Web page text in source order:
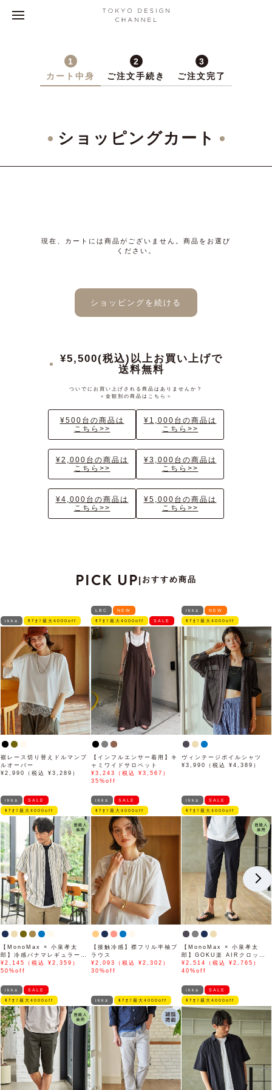
1
カート中身
2
ご注文手続き
3
ご注文完了
ショッピングカート
現在、カートには商品がございません。商品をお選び
ください。
ショッピングを続ける
¥5,500(税込)以上お買い上げで
送料無料
ついでにお買い上げされる商品はありませんか？
＜金額別の商品はこちら＞
¥500台の商品は
こちら>>
¥1,000台の商品は
こちら>>
¥2,000台の商品は
こちら>>
¥3,000台の商品は
こちら>>
¥4,000台の商品は
こちら>>
¥5,000台の商品は
こちら>>
PICK UP| おすすめ商品
ikka ﾓｱｵﾌ最大4000off
裾レース切り替えドルマンプ
ルオーバー
¥2,990（税込 ¥3,289）
LBC NEW
ﾓｱｵﾌ最大4000off SALE
【インフルエンサー着用】キ
ャミワイドサロペット
¥3,243（税込 ¥3,567）
35%off
ikka NEW
ﾓｱｵﾌ最大4000off
ヴィンテージボイルシャツ
¥3,990（税込 ¥4,389）
ikka SALE
ﾓｱｵﾌ最大4000off
【MonoMax × 小泉孝太
郎】冷感パナマレギュラーカ
ラー半袖シャツ「小泉孝太郎
さん着用モデル」
¥2,145（税込 ¥2,359）
50%off
ikka SALE
ﾓｱｵﾌ最大4000off
【接触冷感】襟フリル半袖ブ
ラウス
¥2,093（税込 ¥2,302）
30%off
ikka SALE
ﾓｱｵﾌ最大4000off
【MonoMax × 小泉孝太
郎】GOKU楽 AIRクロップ
ドパンツ「小泉孝太郎さん着
用モデル」
¥2,514（税込 ¥2,765）
40%off
ikka SALE
ﾓｱｵﾌ最大4000off ikka ﾓｱｵﾌ最大4000off
ikka SALE
ﾓｱｵﾌ最大4000off